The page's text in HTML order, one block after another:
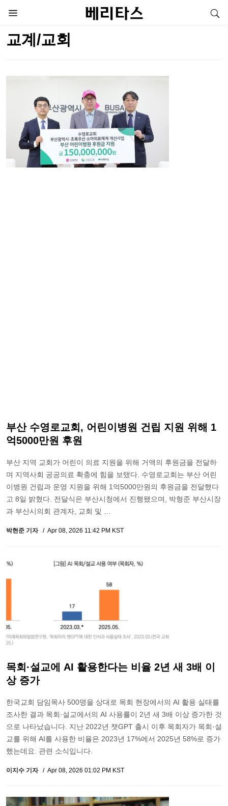
교계/교회
부산 수영로교회, 어린이병원 건립 지원 위해 1
억5000만원 후원
부산 지역 교회가 어린이 의료 지원을 위해 거액의 후원금을 전달하
며 지역사회 공공의료 확충에 힘을 보탰다. 수영로교회는 부산 어린
이병원 건립과 운영 지원을 위해 1억5000만원의 후원금을 전달했다
고 8일 밝혔다. 전달식은 부산시청에서 진행됐으며, 박형준 부산시장
과 부산시의회 관계자, 교회 및 …
박현준 기자 Apr 08, 2026 11:42 PM KST
목회·설교에 AI 활용한다는 비율 2년 새 3배 이
상 증가
한국교회 담임목사 500명을 상대로 목회 현장에서의 AI 활용 실태를
조사한 결과 목회·설교에서의 AI 사용률이 2년 새 3배 이상 증가한 것
으로 나타났습니다. 지난 2022년 챗GPT 출시 이후 목회자가 목회·설
교를 위해 AI를 사용한 비율은 2023년 17%에서 2025년 58%로 증가
했는데요. 관련 소식입니다.
이지수 기자 Apr 08, 2026 01:02 PM KST